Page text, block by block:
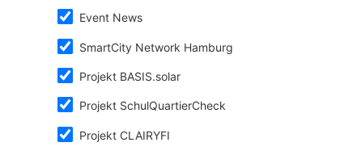
Event News
SmartCity Network Hamburg
Projekt BASIS.solar
Projekt SchulQuartierCheck
Projekt CLAIRYFI